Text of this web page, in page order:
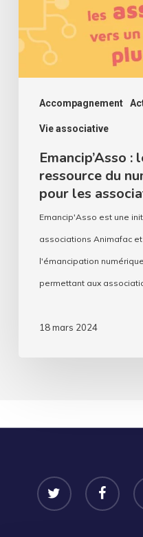
Accompagnement
Vie associative
ressource
du
numérique
éthique
Emancip’Asso
ressource du
pour les
Emancip'Asso est une
associations Animafac
l'émancipation
permettant aux
18 mars 2024
twitter facebook